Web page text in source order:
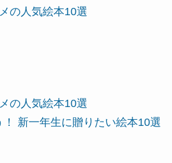
の人気絵本10選
の人気絵本10選
！ 新一年生に贈りたい絵本10選